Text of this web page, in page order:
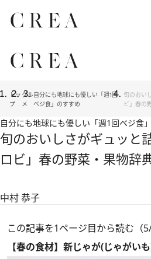
トッ
プ
グル
メ
自分にも地球にも優しい「週1回
ベジ食」のすすめ
旬のおい
ビ」春の
自分にも地球にも優しい「週1回ベジ食
旬のおいしさがギュッと
ロビ」春の野菜・果物辞
中村 恭子
この記事を1ページ目から読む（
【春の食材】新じゃが(じゃがい